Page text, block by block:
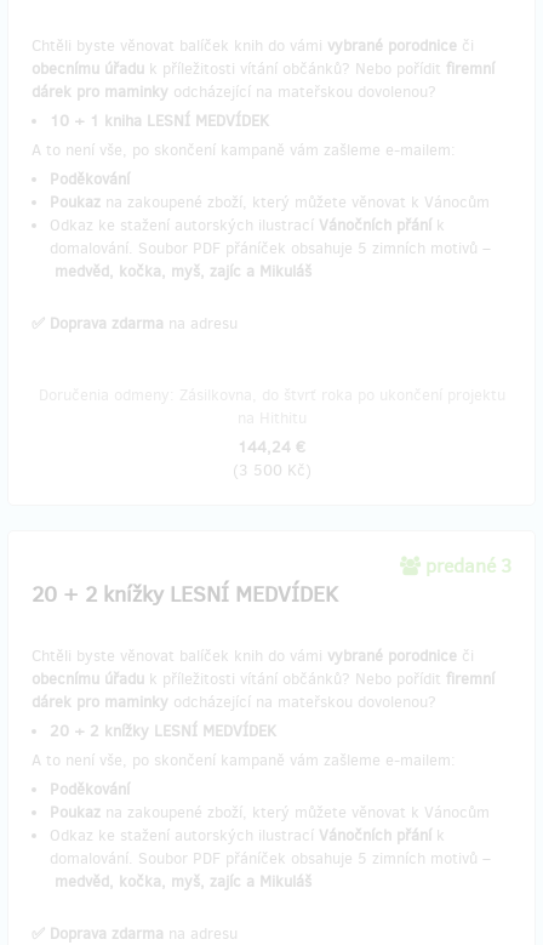
Chtěli byste věnovat balíček knih do vámi vybrané porodnice či
obecnímu úřadu k příležitosti vítání občánků? Nebo pořídit firemní
dárek pro maminky odcházející na mateřskou dovolenou?
10 + 1 kniha LESNÍ MEDVÍDEK
A to není vše, po skončení kampaně vám zašleme e-mailem:
Poděkování
Poukaz na zakoupené zboží, který můžete věnovat k Vánocům
Odkaz ke stažení autorských ilustrací Vánočních přání k
domalování. Soubor PDF přáníček obsahuje 5 zimních motivů –
medvěd, kočka, myš, zajíc a Mikuláš
✅ Doprava zdarma na adresu
144,24 €
(3 500 Kč)
predané 3
20 + 2 knížky LESNÍ MEDVÍDEK
Chtěli byste věnovat balíček knih do vámi vybrané porodnice či
obecnímu úřadu k příležitosti vítání občánků? Nebo pořídit firemní
dárek pro maminky odcházející na mateřskou dovolenou?
20 + 2 knížky LESNÍ MEDVÍDEK
A to není vše, po skončení kampaně vám zašleme e-mailem:
Poděkování
Poukaz na zakoupené zboží, který můžete věnovat k Vánocům
Odkaz ke stažení autorských ilustrací Vánočních přání k
domalování. Soubor PDF přáníček obsahuje 5 zimních motivů –
medvěd, kočka, myš, zajíc a Mikuláš
✅ Doprava zdarma na adresu